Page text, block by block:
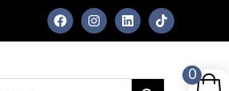
0